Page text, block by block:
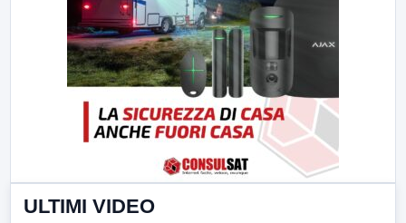
ULTIMI VIDEO